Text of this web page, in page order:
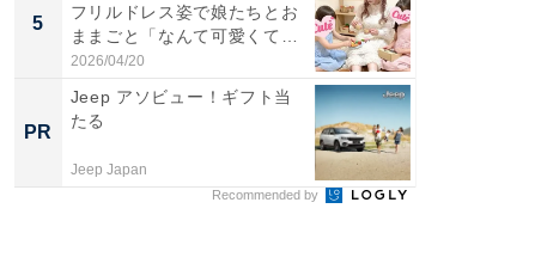
5
フリルドレス姿で娘たちとお
ままごと「なんて可愛くて平
和...
2026/04/20
PR
Jeep アソビュー！ギフト当
たる
Jeep Japan
Recommended by